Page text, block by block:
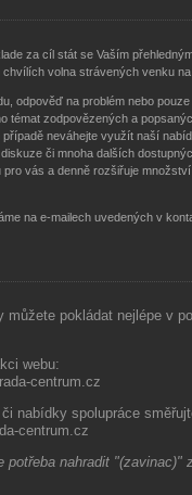
za cíl stát se Vaším
volna strávených venku na
odpověď na problém nebo
témat zodpovězených a
neváhejte využít naší
či mnoha dalších
pro vás a denně rozšiřuje
na e-mailech uvedených v
můžete pokládat nejlépe v
webu:
centrum.cz
nabídky spolupráce
centrum.cz
potřeba nahradit "(zavinac)"